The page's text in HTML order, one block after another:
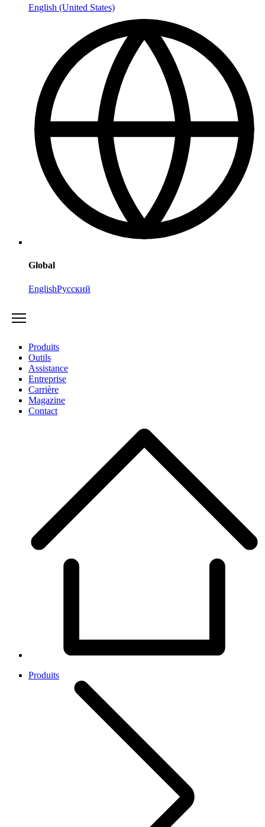
English (United States)
Global
EnglishРусский
Produits
Outils
Assistance
Entreprise
Carrière
Magazine
Contact
Produits